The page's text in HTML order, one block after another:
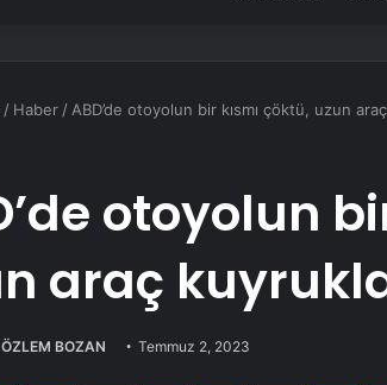
/ Haber / ABD’de otoyolun bir kısmı çöktü, uzun
otoyolun
araç
BOZAN Temmuz 2, 2023